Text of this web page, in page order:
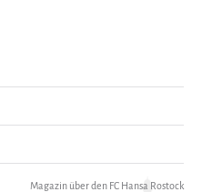
Magazin über den FC Hansa Rostock